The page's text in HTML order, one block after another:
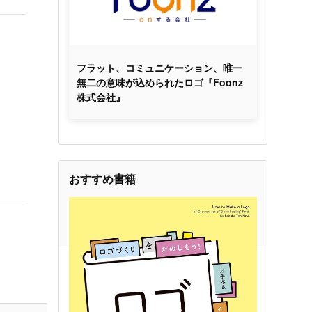
フラット、コミュニケーション、唯一
無二の意味が込められたロゴ『Foonz
株式会社』
おすすめ書籍